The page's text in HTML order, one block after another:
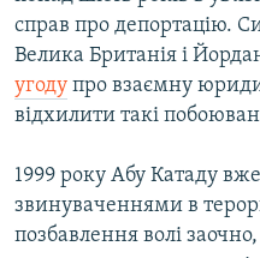
справ про депортацію.
Велика Британія і
угоду про взаємну
відхилити такі
1999 року Абу Катаду
звинуваченнями в
позбавлення волі